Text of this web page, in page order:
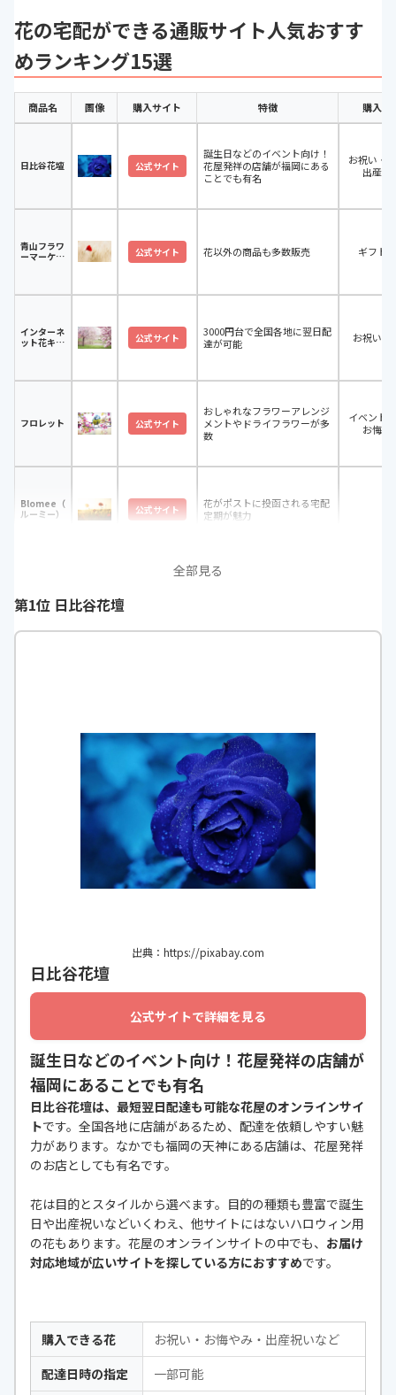
花の宅配ができる通販サイト人気おすす
めランキング15選
商品名 画像 購入サイト 特徴 購入で
日比谷花壇 公式サイト
誕生日などのイベント向け！
花屋発祥の店舗が福岡にある
ことでも有名
お祝い・
出産祝
青山フラワ
ーマーケッ
公式サイト 花以外の商品も多数販売 ギフト
インターネ
ット花キュ
公式サイト
3000円台で全国各地に翌日配
達が可能
お祝い・
フロレット 公式サイト
おしゃれなフラワーアレンジ
メントやドライフラワーが多
数
イベント
お悔や
Blomee（ブ
ルーミー）
公式サイト
花がポストに投函される宅配
定期が魅力
全部見る
第1位 日比谷花壇
出典：https://pixabay.com
日比谷花壇
公式サイトで詳細を見る
誕生日などのイベント向け！花屋発祥の店舗が
福岡にあることでも有名
日比谷花壇は、最短翌日配達も可能な花屋のオンラインサイ
トです。全国各地に店舗があるため、配達を依頼しやすい魅
力があります。なかでも福岡の天神にある店舗は、花屋発祥
のお店としても有名です。
花は目的とスタイルから選べます。目的の種類も豊富で誕生
日や出産祝いなどいくわえ、他サイトにはないハロウィン用
の花もあります。花屋のオンラインサイトの中でも、 お届け
対応地域が広いサイトを探している方におすすめです。
購入できる花
お祝い・お悔やみ・出産祝いなど
配達日時の指定
一部可能